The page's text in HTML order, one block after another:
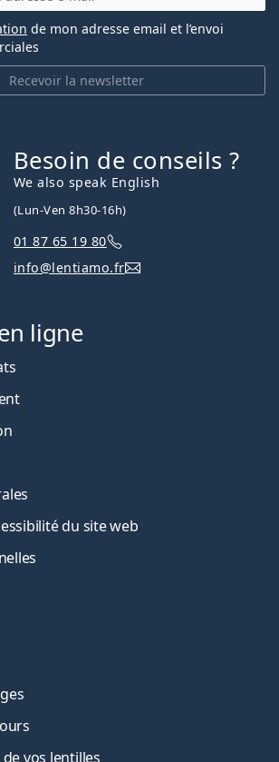
Recevoir la newsletter
de mon adresse email et l’envoi
Besoin de conseils ?
We also speak English
(Lun-Ven 8h30-16h)
01 87 65 19 80
info@lentiamo.fr
ligne
du site web
vos lentilles